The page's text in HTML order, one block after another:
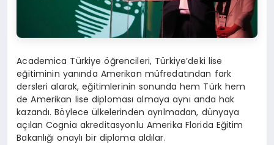
Academica Türkiye öğrencileri, Türkiye’deki lise
eğitiminin yanında Amerikan müfredatından fark
dersleri alarak, eğitimlerinin sonunda hem Türk hem
de Amerikan lise diploması almaya aynı anda hak
kazandı. Böylece ülkelerinden ayrılmadan, dünyaya
açılan Cognia akreditasyonlu Amerika Florida Eğitim
Bakanlığı onaylı bir diploma aldılar.